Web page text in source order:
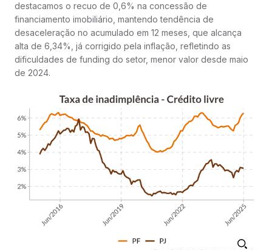
destacamos o recuo de 0,6% na concessão de
financiamento imobiliário, mantendo tendência de
desaceleração no acumulado em 12 meses, que alcança
alta de 6,34%, já corrigido pela inflação, refletindo as
dificuldades de funding do setor, menor valor desde maio
de 2024.